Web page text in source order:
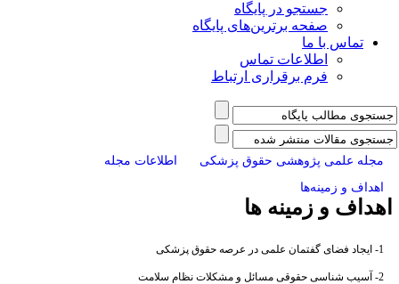
جستجو در پایگاه
صفحه برترین‌های پایگاه
تماس با ما
اطلاعات تماس
فرم برقراری ارتباط
مجله علمی پژوهشی حقوق پزشکی
اطلاعات مجله
اهداف و زمینه‌ها
و زمینه ها